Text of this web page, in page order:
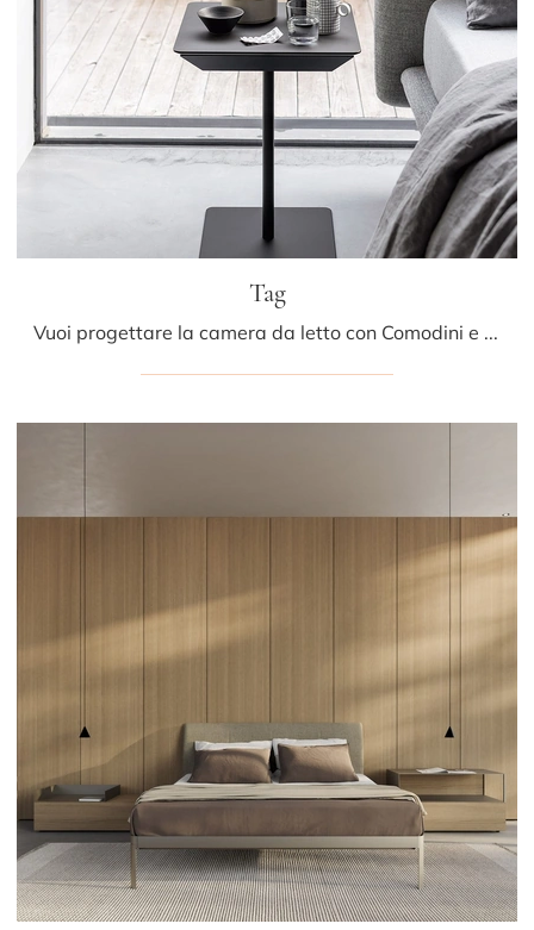
Tag
Vuoi progettare la camera da letto con Comodini e cassettiere di Kristalia? Eccoti il modello Tag in melaminico per spazi moderni.